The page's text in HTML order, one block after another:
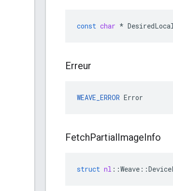
const char *
Erreur
WEAVE_ERROR Error
FetchPartialImageInfo
struct nl ::Weave ::